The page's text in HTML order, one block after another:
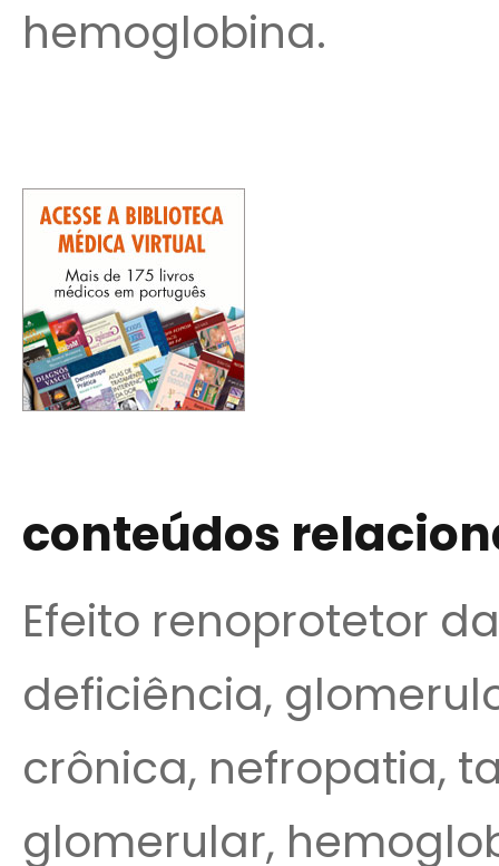
hemoglobina.
conteúdos
Efeito renoprotetor
deficiência,
crônica, nefropatia,
glomerular,